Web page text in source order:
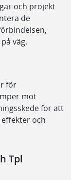
och projekt
de
väg.
för
mot
för att
och
Tpl